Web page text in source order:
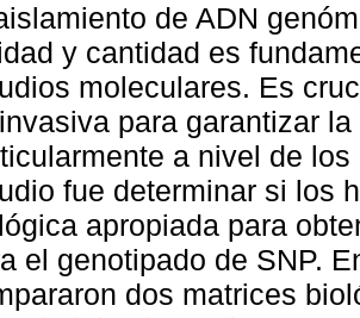
de ADN
y cantidad es
moleculares. Es
para garantizar
a nivel de
fue determinar si los
apropiada para
el genotipado de SNP.
dos matrices